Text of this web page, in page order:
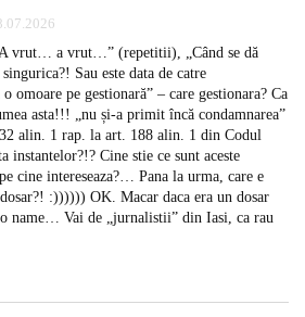
vrut… a vrut…” (repetitii), „Când se dă
Sau este data de catre
pe gestionară” – care gestionara? Ca
asta!!! „nu și-a primit încă condamnarea”
alin. 1 rap. la art. 188 alin. 1 din Codul
instantelor?!? Cine stie ce sunt aceste
cine intereseaza?… Pana la urma, care e
:)))))) OK. Macar daca era un dosar
name… Vai de „jurnalistii” din Iasi, ca rau